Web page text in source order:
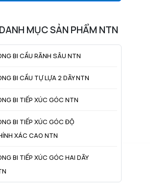
DANH MỤC SẢN PHẨM NTN
BI CẦU RÃNH SÂU NTN
BI CẦU TỰ LỰA 2 DÃY NTN
BI TIẾP XÚC GÓC NTN
BI TIẾP XÚC GÓC ĐỘ
XÁC CAO NTN
BI TIẾP XÚC GÓC HAI DÃY